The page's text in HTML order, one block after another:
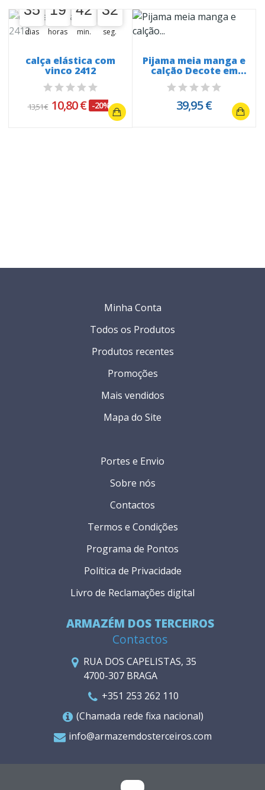
35
35
00
dias
19
19
00
horas
42
42
00
min.
31
31
32
seg.
calça elástica com
vinco 2412
13,51 € 10,80 € -20%
Pijama meia manga e
calção Decote em
bico...
39,95 €
ARMAZÉM DOS TERCEIROS
Contactos
RUA DOS CAPELISTAS, 35
4700-307 BRAGA
+351 253 262 110
(Chamada rede fixa nacional)
info@armazemdosterceiros.com
Portes e Envio
Sobre nós
Contactos
Termos e Condições
Programa de Pontos
Política de Privacidade
Livro de Reclamações digital
Minha Conta
Todos os Produtos
Produtos recentes
Promoções
Mais vendidos
Mapa do Site